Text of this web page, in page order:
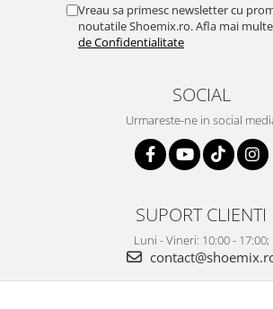
Vreau sa primesc newsletter cu
noutatile Shoemix.ro. Afla mai
de Confidentialitate
SOCIAL
Urmareste-ne in social
SUPORT CLIENTI
Luni - Vineri: 10:00 - 17:00;